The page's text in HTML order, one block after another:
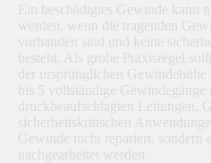
Ein beschädigtes Gewinde kann
werden, wenn die tragenden
vorhanden sind und keine
besteht. Als grobe Praxisregel
der ursprünglichen Gewindehöhe
bis 5 vollständige Gewindegänge
druckbeaufschlagten Leitungen,
sicherheitskritischen
Gewinde nicht repariert, sondern
nachgearbeitet werden.